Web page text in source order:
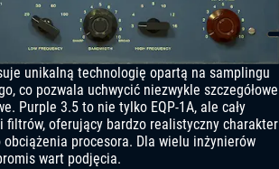
unikalną technologię opartą na samplingu
co pozwala uchwycić niezwykle szczegółowe
Purple 3.5 to nie tylko EQP-1A, ale cały
filtrów, oferujący bardzo realistyczny charakter
obciążenia procesora. Dla wielu inżynierów
wart podjęcia.